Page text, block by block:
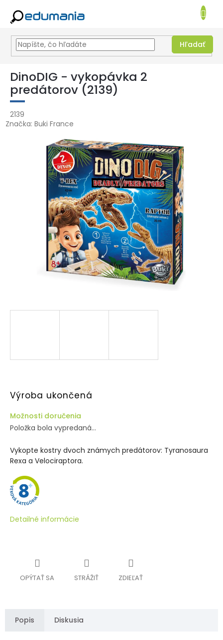
Prejsť
obsah
Hľadať
KOŠÍK
DinoDIG - vykopávka 2
predátorov (2139)
2139
Značka: Buki France
Výroba ukončená
Možnosti doručenia
Položka bola vypredaná…
Vykopte kostry dvoch známych predátorov: Tyranosaura
Rexa a Velociraptora.
Detailné informácie
OPÝTAŤ SA STRÁŽIŤ ZDIEĽAŤ
Popis Diskusia